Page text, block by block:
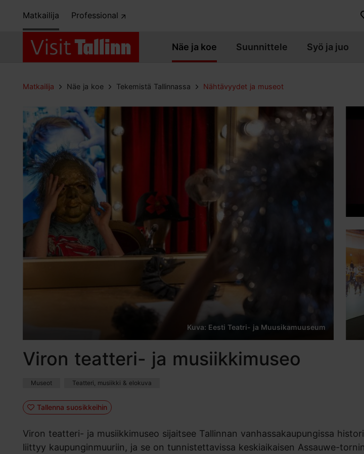
Matkailija Professional
Näe ja koe Suunnittele Syö ja juo
Matkailija Näe ja koe Tekemistä Tallinnassa Nähtävyydet ja museot
Kuva: Eesti Teatri- ja Muusikamuuseum
Viron teatteri- ja musiikkimuseo
Museot Teatteri, musiikki & elokuva
Tallenna suosikkeihin
Viron teatteri- ja musiikkimuseo sijaitsee Tallinnan vanhassakaupungissa
liittyy kaupunginmuuriin, ja se on tunnistettavissa keskiaikaisen Assauwe-